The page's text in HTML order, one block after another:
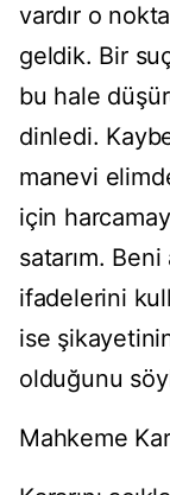
vardır o
geldik. Bir
bu hale
dinledi.
manevi
için
satarım.
ifadelerini
ise
olduğunu
Mahkeme